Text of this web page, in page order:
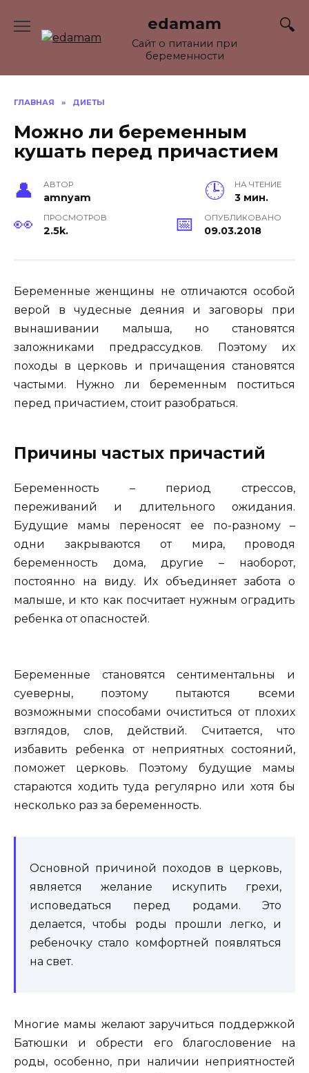
содержанию
edamam
Сайт о питании при
беременности
ГЛАВНАЯ » ДИЕТЫ
Можно ли беременным
кушать перед причастием
АВТОР
amnyam
НА ЧТЕНИЕ
3 мин.
ПРОСМОТРОВ
2.5k.
ОПУБЛИКОВАНО
09.03.2018
Беременные женщины не отличаются особой
верой в чудесные деяния и заговоры при
вынашивании малыша, но становятся
заложниками предрассудков. Поэтому их
походы в церковь и причащения становятся
частыми. Нужно ли беременным поститься
перед причастием, стоит разобраться.
Причины частых причастий
Беременность – период стрессов,
переживаний и длительного ожидания.
Будущие мамы переносят ее по-разному –
одни закрываются от мира, проводя
беременность дома, другие – наоборот,
постоянно на виду. Их объединяет забота о
малыше, и кто как посчитает нужным оградить
ребенка от опасностей.
Беременные становятся сентиментальны и
суеверны, поэтому пытаются всеми
возможными способами очиститься от плохих
взглядов, слов, действий. Считается, что
избавить ребенка от неприятных состояний,
поможет церковь. Поэтому будущие мамы
стараются ходить туда регулярно или хотя бы
несколько раз за беременность.
Основной причиной походов в церковь,
является желание искупить грехи,
исповедаться перед родами. Это
делается, чтобы роды прошли легко, и
ребеночку стало комфортней появляться
на свет.
Многие мамы желают заручиться поддержкой
Батюшки и обрести его благословение на
роды, особенно, при наличии неприятностей